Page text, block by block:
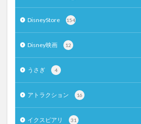
DisneyStore 154
Disney映画 12
うさぎ 4
アトラクション 16
イクスピアリ 31